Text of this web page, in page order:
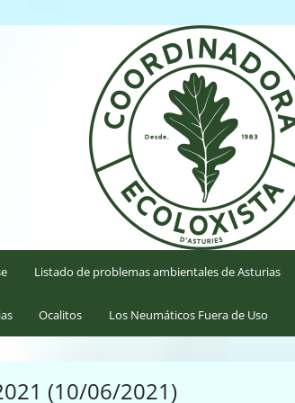
Listado de problemas ambientales de Asturias
Ocalitos Los Neumáticos Fuera de Uso
(10/06/2021)